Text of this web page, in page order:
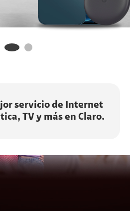
servicio de Internet
TV y más en Claro.